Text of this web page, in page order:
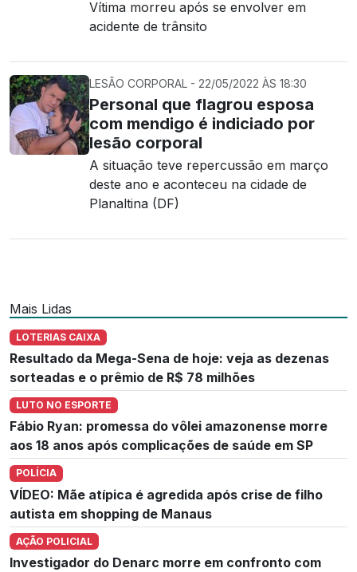
Vítima morreu após se envolver em
acidente de trânsito
LESÃO CORPORAL - 22/05/2022 ÀS 18:30
Personal que flagrou esposa
com mendigo é indiciado por
lesão corporal
A situação teve repercussão em março
deste ano e aconteceu na cidade de
Planaltina (DF)
Mais Lidas
LOTERIAS CAIXA
Resultado da Mega-Sena de hoje: veja as dezenas
sorteadas e o prêmio de R$ 78 milhões
LUTO NO ESPORTE
Fábio Ryan: promessa do vôlei amazonense morre
aos 18 anos após complicações de saúde em SP
POLÍCIA
VÍDEO: Mãe atípica é agredida após crise de filho
autista em shopping de Manaus
AÇÃO POLICIAL
Investigador do Denarc morre em confronto com